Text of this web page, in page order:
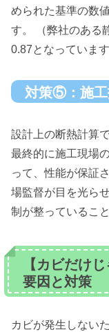
められた基準の数
す。 （弊社のある
0.87となっています
対策⑤：施
設計上の断熱計算
最終的に施工現場
って、性能が保証
場監督が目を光ら
制が整っているこ
【カビだけ
要因と対策
カビが発生しない